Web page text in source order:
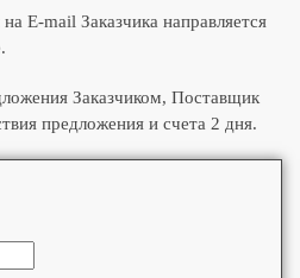
E-mail Заказчика направляется
Заказчиком, Поставщик
предложения и счета 2 дня.